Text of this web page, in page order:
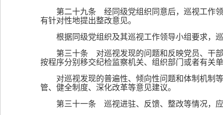
第二十九条 经同级党组织同意后，巡视工作
有针对性地提出整改意见。
根据同级党组织及其巡视工作领导小组要求，
第三十条 对巡视发现的问题和反映党员、干
按程序分别移交纪检监察机关、组织部门或者有关
对巡视发现的普遍性、倾向性问题和体制机制
管、健全制度、深化改革等意见建议。
第三十一条 巡视进驻、反馈、整改等情况，